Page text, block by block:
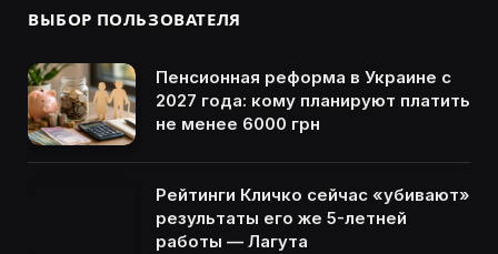
ВЫБОР ПОЛЬЗОВАТЕЛЯ
Пенсионная реформа в Украине с
2027 года: кому планируют платить
не менее 6000 грн
Рейтинги Кличко сейчас «убивают»
результаты его же 5-летней
работы — Лагута